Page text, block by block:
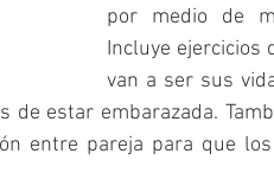
por medio de
Incluye ejercicios
van a ser sus
de estar embarazada.
entre pareja para que